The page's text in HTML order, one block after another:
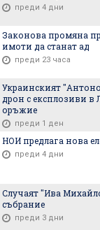
преди 4 дни
Законова промяна
имоти да станат ад
преди 23 часа
Украинският
дрон с експлозиви в
оръжие
преди 1 ден
НОИ предлага нова
преди 4 дни
Случаят "Ива
събрание
преди 3 дни